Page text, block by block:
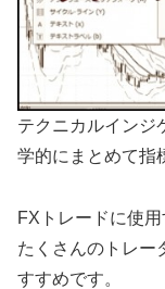
テクニカルインジ
学的にまとめて指
FXトレードに使
たくさんのトレー
すすめです。